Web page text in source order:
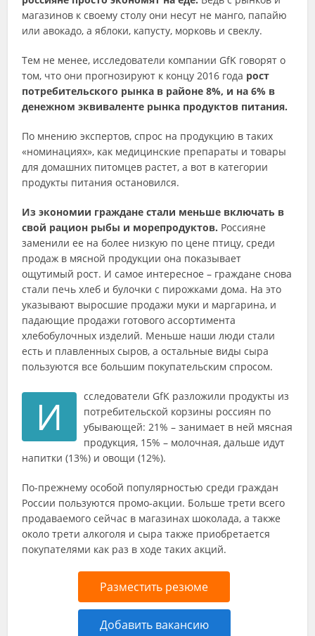
магазинов к своему столу они несут не манго, папайю
или авокадо, а яблоки, капусту, морковь и свеклу.
Тем не менее, исследователи компании GfK говорят о
том, что они прогнозируют к концу 2016 года рост
потребительского рынка в районе 8%, и на 6% в
денежном эквиваленте рынка продуктов питания.
По мнению экспертов, спрос на продукцию в таких
«номинациях», как медицинские препараты и товары
для домашних питомцев растет, а вот в категории
продукты питания остановился.
Из экономии граждане стали меньше включать в
свой рацион рыбы и морепродуктов. Россияне
заменили ее на более низкую по цене птицу, среди
продаж в мясной продукции она показывает
ощутимый рост. И самое интересное – граждане снова
стали печь хлеб и булочки с пирожками дома. На это
указывают выросшие продажи муки и маргарина, и
падающие продажи готового ассортимента
хлебобулочных изделий. Меньше наши люди стали
есть и плавленных сыров, а остальные виды сыра
пользуются все большим покупательским спросом.
И
сследователи GfK разложили продукты из
потребительской корзины россиян по
убывающей: 21% – занимает в ней мясная
продукция, 15% – молочная, дальше идут
напитки (13%) и овощи (12%).
По-прежнему особой популярностью среди граждан
России пользуются промо-акции. Больше трети всего
продаваемого сейчас в магазинах шоколада, а также
около трети алкоголя и сыра также приобретается
покупателями как раз в ходе таких акций.
Разместить резюме
Добавить вакансию